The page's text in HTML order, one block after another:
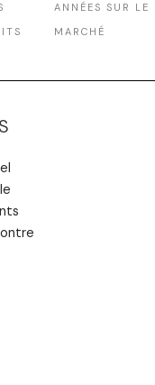
ANNÉES SUR LE
MARCHÉ